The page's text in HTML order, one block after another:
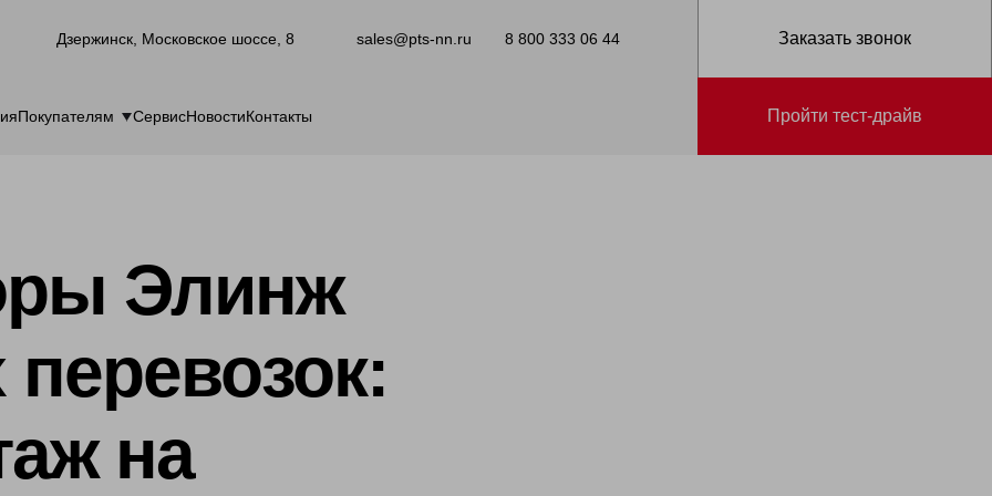
Дзержинск, Московское шоссе, 8 sales@pts-nn.ru 8 800 333 06 44
Покупателям СервисНовостиКонтакты
Заказать звонок
Пройти тест-драйв
Элинж
на